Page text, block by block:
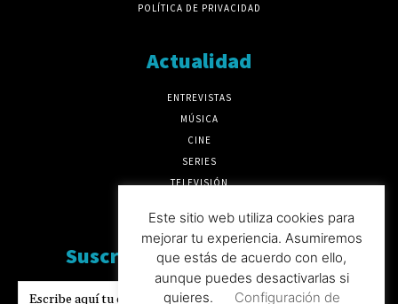
POLÍTICA DE PRIVACIDAD
Actualidad
ENTREVISTAS
MÚSICA
CINE
SERIES
TELEVISIÓN
Suscríbete a nuesto boletín
SUSCRIBIRSE
Este sitio web utiliza cookies para
mejorar tu experiencia. Asumiremos
que estás de acuerdo con ello,
aunque puedes desactivarlas si
quieres.
Configuración de